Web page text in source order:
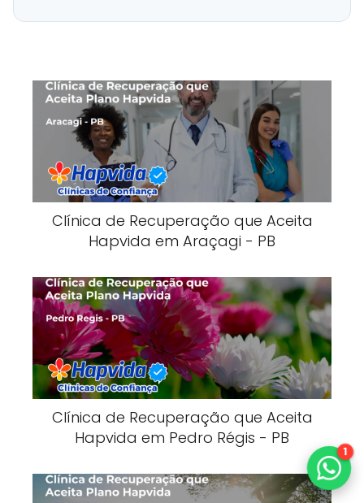
Clínica de Recuperação que Aceita
Hapvida em Araçagi - PB
Clínica de Recuperação que Aceita
Hapvida em Pedro Régis - PB
1